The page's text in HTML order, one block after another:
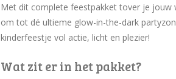
Met dit complete feestpakket tover je
om tot dé ultieme glow-in-the-dark
kinderfeestje vol actie, licht en plezier!
Wat zit er in het pakket?